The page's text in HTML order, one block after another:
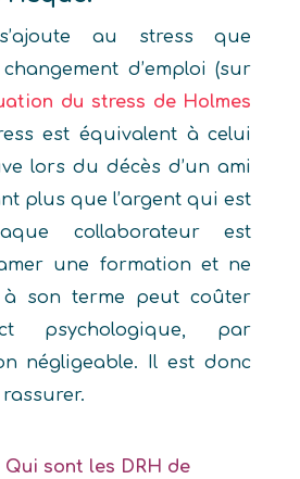
au stress que
d’emploi (sur
du stress de Holmes
est équivalent à celui
lors du décès d’un ami
plus que l’argent qui est
collaborateur est
une formation et ne
son terme peut coûter
psychologique, par
négligeable. Il est donc
Qui sont les DRH de